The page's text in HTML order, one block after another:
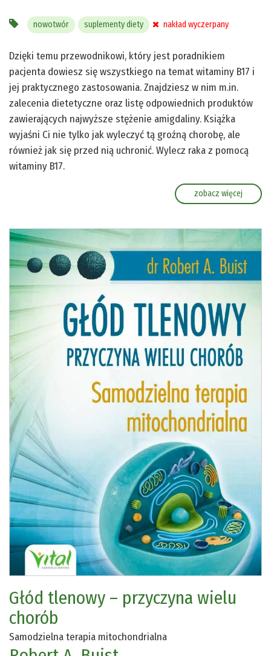
nowotwór suplementy diety nakład wyczerpany
Dzięki temu przewodnikowi, który jest poradnikiem
pacjenta dowiesz się wszystkiego na temat witaminy B17 i
jej praktycznego zastosowania. Znajdziesz w nim m.in.
zalecenia dietetyczne oraz listę odpowiednich produktów
zawierających najwyższe stężenie amigdaliny. Książka
wyjaśni Ci nie tylko jak wyleczyć tą groźną chorobę, ale
również jak się przed nią uchronić. Wylecz raka z pomocą
witaminy B17.
zobacz więcej
Głód tlenowy – przyczyna wielu
chorób
Samodzielna terapia mitochondrialna